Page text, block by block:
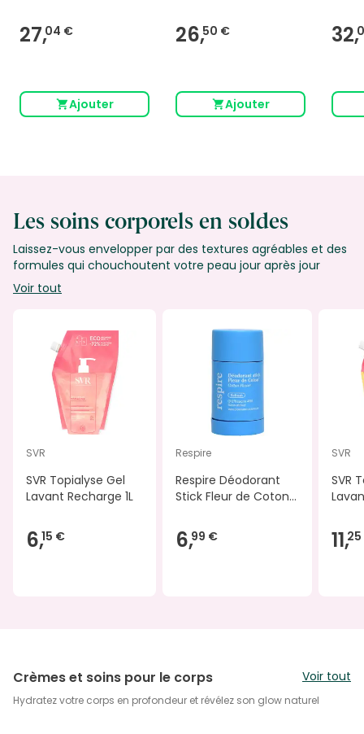
Gélules
27,04 €
Ajouter
26,50 €
Ajouter
32,
Les soins corporels en soldes
Laissez-vous envelopper par des textures agréables et des
formules qui chouchoutent votre peau jour après jour
Voir tout
SVR
SVR Topialyse Gel
Lavant Recharge 1L
6,15 €
Respire
Respire Déodorant
Stick Fleur de Coton
6,99 €
SVR
SVR
11,
Crèmes et soins pour le corps Voir tout
Hydratez votre corps en profondeur et révélez son glow naturel